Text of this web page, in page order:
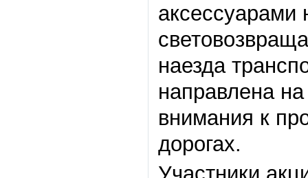
аксессуарами
наезда
направлена
внимания к
дорогах.